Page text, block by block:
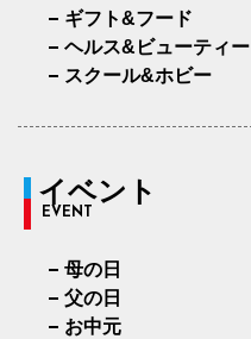
ギフト&フード
ヘルス&ビューティー
スクール&ホビー
イベント
EVENT
母の日
父の日
お中元